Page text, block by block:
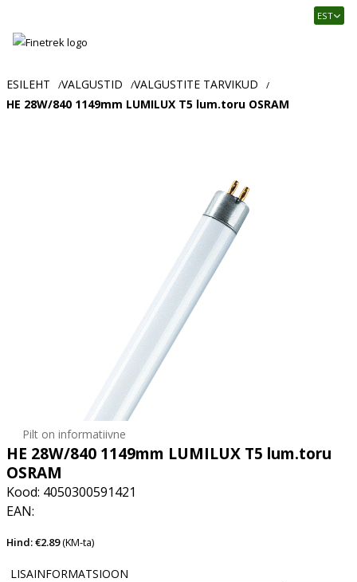
Usaldusväärne
ja
tööstusautomaatika
EST
ESILEHT /VALGUSTID /VALGUSTITE TARVIKUD /
HE 28W/840 1149mm LUMILUX T5 lum.toru OSRAM
Pilt on informatiivne
HE 28W/840 1149mm LUMILUX T5 lum.toru
OSRAM
Kood: 4050300591421
EAN:
Hind: €2.89(KM-ta)
LISAINFORMATSIOON